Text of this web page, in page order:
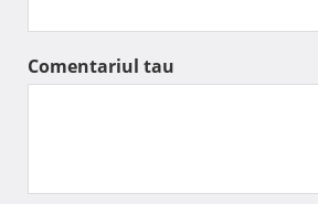
Comentariul tau